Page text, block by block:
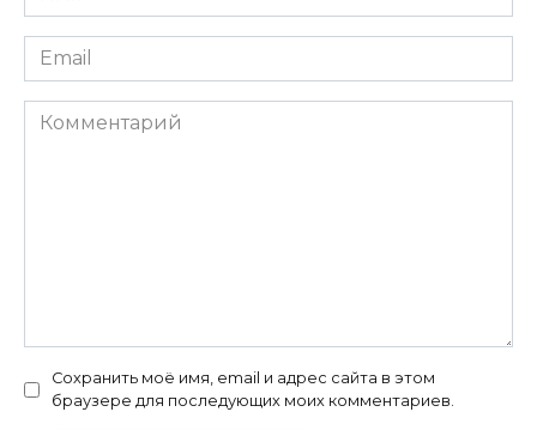
*
Email
*
Комментарий
Сохранить моё имя, email и адрес сайта в этом
браузере для последующих моих комментариев.